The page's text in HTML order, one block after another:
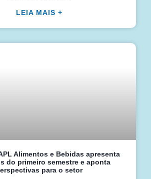
LEIA MAIS +
Alimentos e Bebidas apresenta
do primeiro semestre e aponta
para o setor